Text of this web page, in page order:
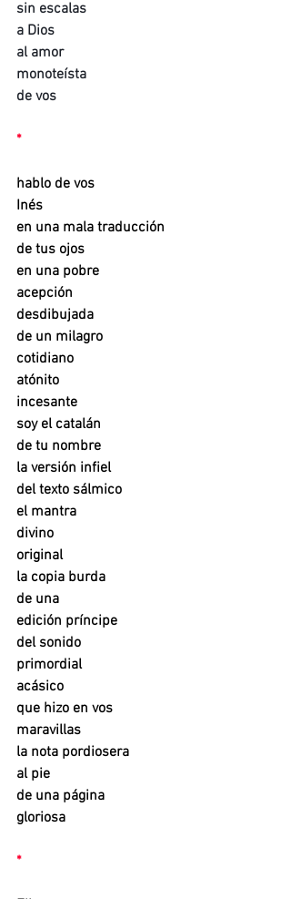
sin escalas
a Dios
al amor
monoteísta
de vos
*
hablo de vos
Inés
en una mala traducción
de tus ojos
en una pobre
acepción
desdibujada
de un milagro
cotidiano
atónito
incesante
soy el catalán
de tu nombre
la versión infiel
del texto sálmico
el mantra
divino
original
la copia burda
de una
edición príncipe
del sonido
primordial
acásico
que hizo en vos
maravillas
la nota pordiosera
al pie
de una página
gloriosa
*